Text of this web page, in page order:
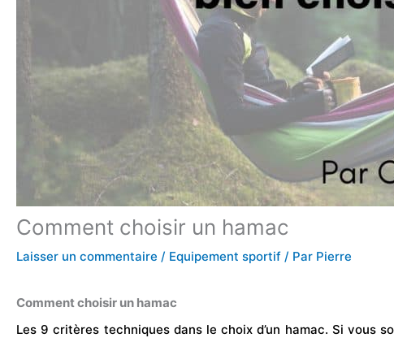
Comment choisir un hamac
Laisser un commentaire / Equipement sportif / Par Pierre
Comment choisir un hamac
Les 9 critères techniques dans le choix d’un hamac. Si vous